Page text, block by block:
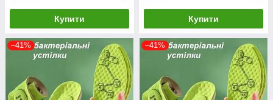
Купити Купити
–41% –41%